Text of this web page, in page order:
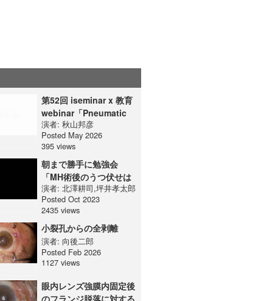
第52回 iseminar x 教育
webinar「Pneumatic
retinopexy」
演者:秋山邦彦
Posted May 2026
395 views
朝まで勝手に勉強会
「MH術後のうつ伏せは
必要？」
演者:北澤耕司,坪井孝太郎
Posted Oct 2023
2435 views
小裂孔からの全剥離
演者: 向後二郎
Posted Feb 2026
1127 views
眼内レンズ強膜内固定後
のフランジ脱落に対する